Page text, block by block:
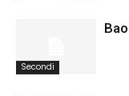
Secondi